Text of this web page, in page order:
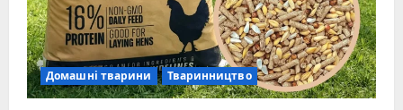
Домашні тварини Тваринництво